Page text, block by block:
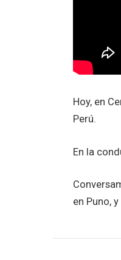
Hoy, en
Perú.
En la
en Puno,